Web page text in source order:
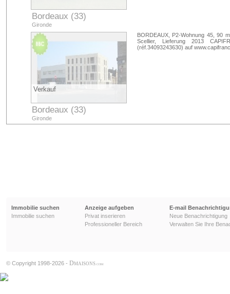
Bordeaux (33)
Gironde
Verkauf
Bordeaux (33)
Gironde
BORDEAUX, P2-Wohnung 45, 90
Scellier, Lieferung 2013
(réf.34093243630) auf
Immobilie suchen
Immobilie suchen
Anzeige aufgeben
Privat inserieren
Professioneller Bereich
E-mail
Neue Benachrichtigung
Verwalten Sie Ihre
© Copyright 1998-2026 - DMAISONS .COM